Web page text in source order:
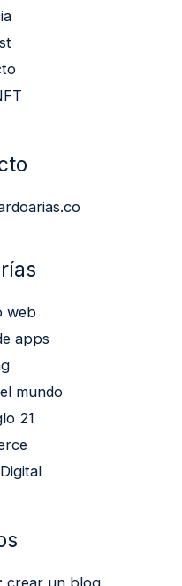
web
apps
mundo
21
crear un blog